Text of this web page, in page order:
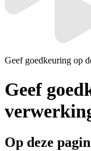
Geef goedkeuring op
Geef
Op deze